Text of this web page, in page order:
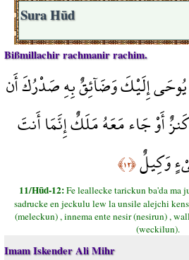
Sura Hūd
Bißmillachir rachmanir rachim.
إِلَيْكَ وَضَآئِقٌ بِهِ صَدْرُكَ أَن
كَنزٌ أَوْ جَاء مَعَهُ مَلَكٌ إِنَّمَا أَنتَ
وَكِيلٌ﴿١٢﴾
11/Hūd-12:Fe leallecke tarickun ba'da ma
sadrucke en jeckulu lew la unsile alejchi
(meleckun) , innema ente nesir (nesirun) ,
(weckilun).
Imam Iskender Ali Mihr